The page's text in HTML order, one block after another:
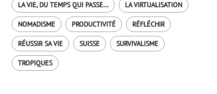
LA VIE, DU TEMPS QUI PASSE... LA VIRTUALISATION
NOMADISME PRODUCTIVITÉ RÉFLÉCHIR
RÉUSSIR SA VIE SUISSE SURVIVALISME
TROPIQUES